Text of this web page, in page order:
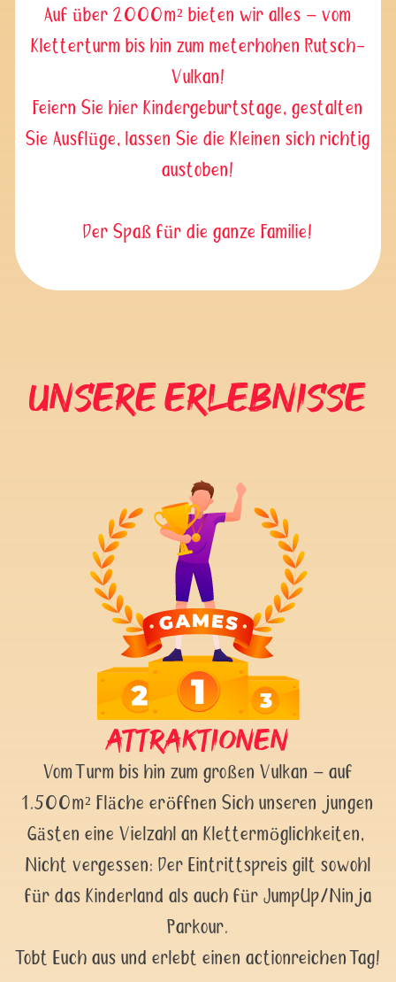
Auf über 2000m² bieten wir alles – vom
Kletterturm bis hin zum meterhohen Rutsch-
Vulkan!
Feiern Sie hier Kindergeburtstage, gestalten
Sie Ausflüge, lassen Sie die Kleinen sich richtig
austoben!
Der Spaß für die ganze Familie!
Unsere Erlebnisse
Attraktionen
Vom Turm bis hin zum großen Vulkan – auf
1.500m² Fläche eröffnen Sich unseren jungen
Gästen eine Vielzahl an Klettermöglichkeiten,
Nicht vergessen: Der Eintrittspreis gilt sowohl
für das Kinderland als auch für JumpUp/Ninja
Parkour.
Tobt Euch aus und erlebt einen actionreichen Tag!